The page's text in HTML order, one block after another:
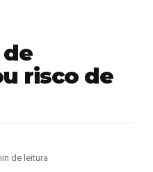
risco de
de leitura